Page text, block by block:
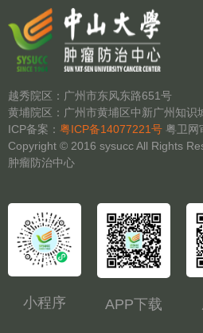
越秀院区：广州市东风东路651号
黄埔院区：广州市黄埔区中新广州知识
ICP备案： 粤ICP备14077221号 粤卫网
Copyright © 2016 sysucc All Rights
肿瘤防治中心
小程序 APP下载